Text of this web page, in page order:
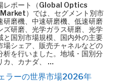
レポート（Global Optics
）では、セグメント別市
研磨機、中速研磨機、低速研磨
ズ研磨、光学ガラス研磨、光学
と国別市場規模、国内外の主要
場シェア、販売チャネルなどの
析を行いました。地域・国別分
カ、カナダ、 …
ラーの世界市場2026年